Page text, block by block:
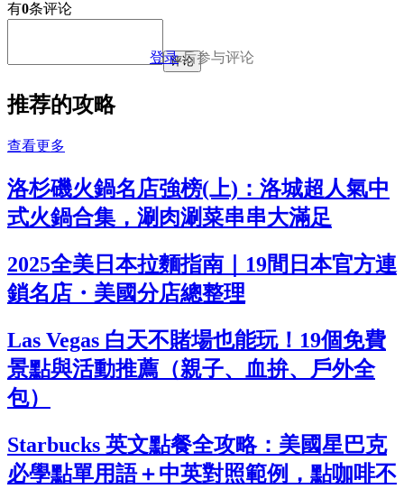
有0条评论
登录后参与评论
评论
推荐的攻略
查看更多
洛杉磯火鍋名店強榜(上)：洛城超人氣中
式火鍋合集，涮肉涮菜串串大滿足
2025全美日本拉麵指南｜19間日本官方連
鎖名店・美國分店總整理
Las Vegas 白天不賭場也能玩！19個免費
景點與活動推薦（親子、血拚、戶外全
包）
Starbucks 英文點餐全攻略：美國星巴克
必學點單用語＋中英對照範例，點咖啡不